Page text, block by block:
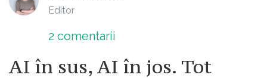
Editor
2 comentarii
AI în sus, AI în jos. Tot